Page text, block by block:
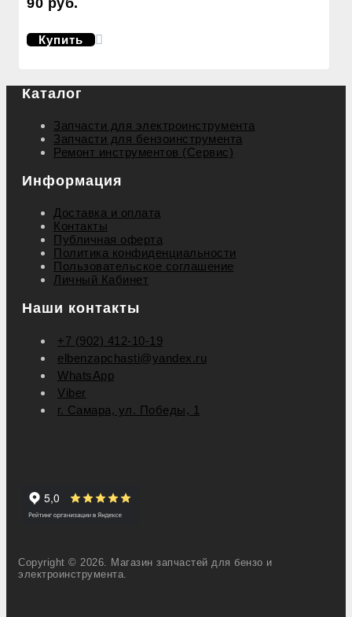
90 руб.
Купить
Каталог
Запчасти для электроинструмента
Запчасти для бензоинструмента
Ремонт инструментов (Сервис)
Информация
Доставка и оплата
Контакты
Публичная оферта
Политика конфиденциальности
Пользовательское соглашение
Личный Кабинет
Наши контакты
+7 (902) 412-10-19
elbenzapchasti@yandex.ru
WhatsApp
Viber
г. Самара, ул. Победы, 1
Copyright © 2026. Магазин запчастей для бензо и
электроинструмента.